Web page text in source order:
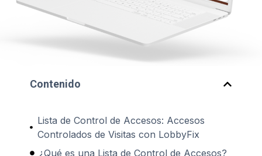
Contenido
Lista de Control de Accesos: Accesos
Controlados de Visitas con LobbyFix
¿Qué es una Lista de Control de Accesos?